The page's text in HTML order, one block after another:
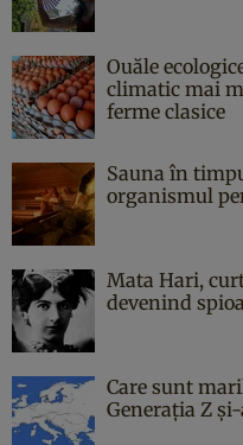
Ouăle
climatic mai
ferme clasice
Sauna în
organismul
Mata Hari,
devenind
Care sunt
Generația Z